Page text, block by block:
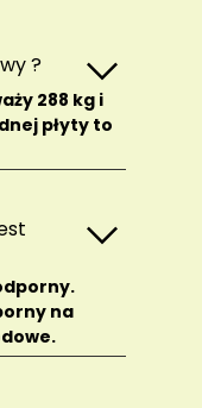
?
288 kg i
płyty to
na